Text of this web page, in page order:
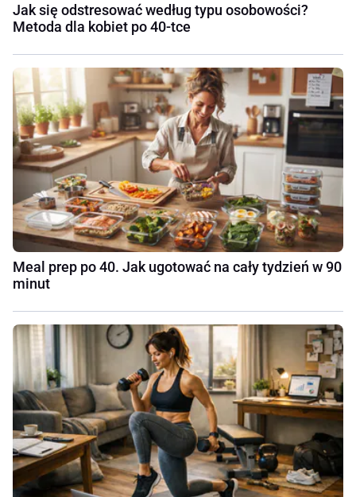
Jak się odstresować według typu osobowości?
Metoda dla kobiet po 40-tce
Meal prep po 40. Jak ugotować na cały tydzień w 90
minut